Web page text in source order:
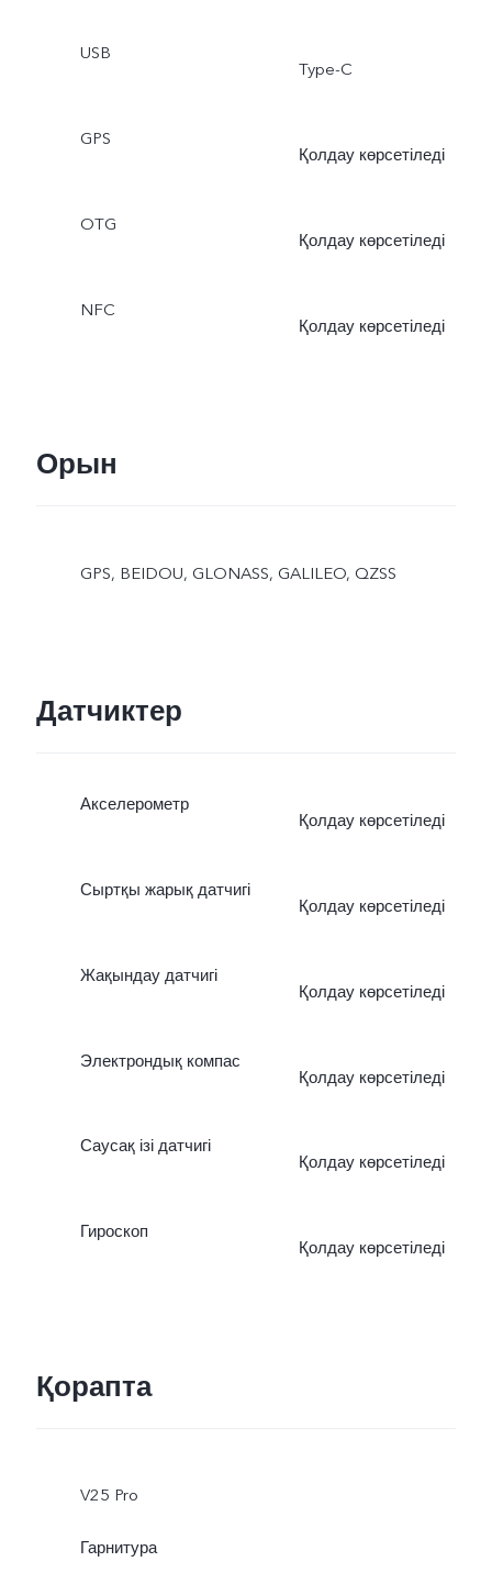
USB
Type-C
GPS
Қолдау көрсетіледі
OTG
Қолдау көрсетіледі
NFC
Қолдау көрсетіледі
Орын
GPS, BEIDOU, GLONASS, GALILEO, QZSS
Датчиктер
Акселерометр
Қолдау көрсетіледі
Сыртқы жарық датчигі
Қолдау көрсетіледі
Жақындау датчигі
Қолдау көрсетіледі
Электрондық компас
Қолдау көрсетіледі
Саусақ ізі датчигі
Қолдау көрсетіледі
Гироскоп
Қолдау көрсетіледі
Қорапта
V25 Pro
Гарнитура